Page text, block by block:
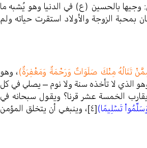
وجيها بالحسين (ع) في الدنيا وهو يُشبه ما
بمحبة الزوجة والأولاد استقرت حياته ولم
تَنَالُهُ مِنْكَ صَلَوَاتٌ وَرَحْمَةٌ وَمَغْفِرَةٌ)، وهو
الذي لا تأخذه سنة ولا نوم – يصلي في كل
الخمسة عشر قرنا؟ ويقول سبحانه في
تَسۡلِيمًا)[٤]
، وينبغي أن يتخلق المؤمن